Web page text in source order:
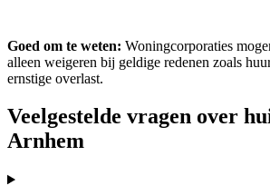
Goed om te weten: Woningcorporaties
alleen weigeren bij geldige redenen zoals
ernstige overlast.
Veelgestelde vragen over
Arnhem